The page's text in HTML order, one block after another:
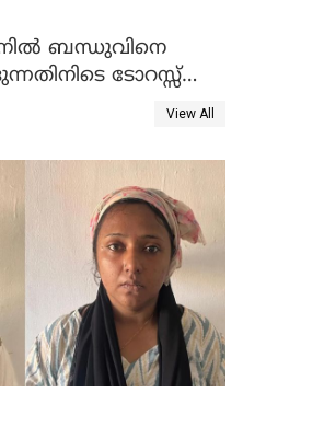
ബന്ധുവിനെ
ടോറസ്സ്
: യുവതിക്ക്View All